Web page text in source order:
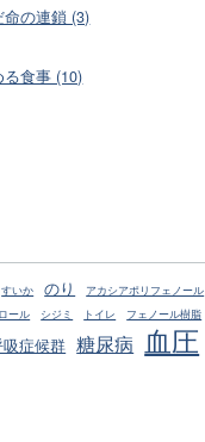
の連鎖 (3)
食事 (10)
すいか のり アカシアポリフェノール
ール シジミ トイレ フェノール樹脂
症候群 糖尿病 血圧